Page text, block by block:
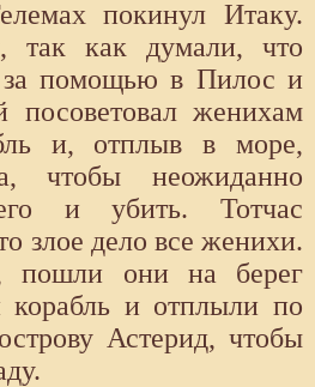
покинул Итаку.
так как думали, что
за помощью в Пилос и
посоветовал женихам
и, отплыв в море,
чтобы неожиданно
и убить. Тотчас
злое дело все женихи.
пошли они на берег
корабль и отплыли по
Астерид, чтобы